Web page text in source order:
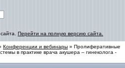
Перейти на полную версию сайта.
Конференции и вебинары » Пролиферативные
в практике врача акушера – гинеколога -